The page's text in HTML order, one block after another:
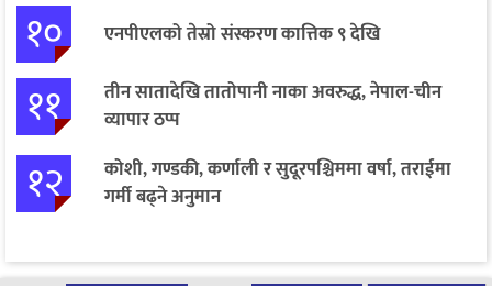
१० एनपीएलको तेस्रो संस्करण कात्तिक ९ देखि
११
तीन सातादेखि तातोपानी नाका अवरुद्ध, नेपाल-चीन
व्यापार ठप्प
१२
कोशी, गण्डकी, कर्णाली र सुदूरपश्चिममा वर्षा, तराईमा
गर्मी बढ्ने अनुमान